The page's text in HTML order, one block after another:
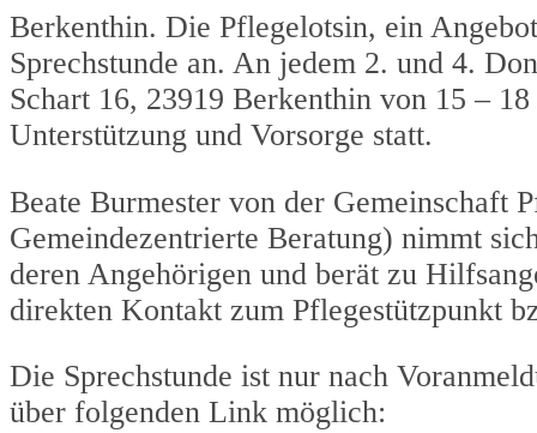
Berkenthin. Die Pflegelotsin, ein
Sprechstunde an. An jedem 2. und 4.
Schart 16, 23919 Berkenthin von 15 –
Unterstützung und Vorsorge statt.
Beate Burmester von der Gemeinschaft
Gemeindezentrierte Beratung) nimmt
deren Angehörigen und berät zu
direkten Kontakt zum Pflegestützpunkt
Die Sprechstunde ist nur nach
über folgenden Link möglich: